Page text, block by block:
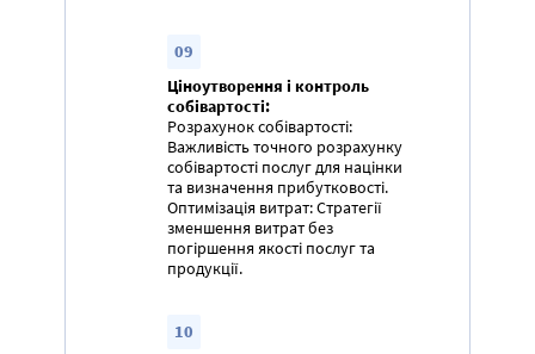
09
Ціноутворення і контроль
собівартості:
Розрахунок собівартості:
Важливість точного розрахунку
собівартості послуг для націнки
та визначення прибутковості.
Оптимізація витрат: Стратегії
зменшення витрат без
погіршення якості послуг та
продукції.
10